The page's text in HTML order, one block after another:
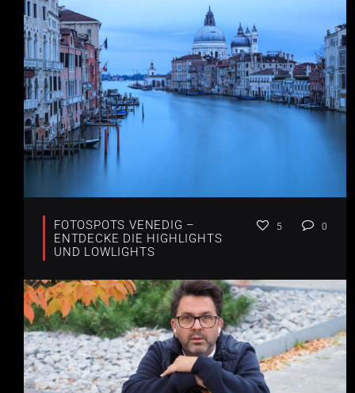
FOTOSPOTS VENEDIG –
ENTDECKE DIE HIGHLIGHTS
UND LOWLIGHTS
5 0